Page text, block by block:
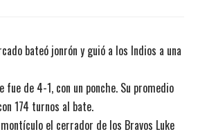
bateó jonrón y guió a los Indios a una
fue de 4-1, con un ponche. Su promedio
174 turnos al bate.
el cerrador de los Bravos Luke